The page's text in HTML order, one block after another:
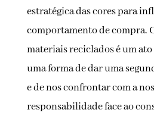
estratégica das cores para
comportamento de compra.
materiais reciclados é um
uma forma de dar uma
e de nos confrontar com a
responsabilidade face ao